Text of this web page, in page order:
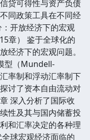
贷可得性与资产负债
同政策工具在不同经
开放经济下的宏观
章） 鉴于全球化的
经济下的宏观问题。
型（Mundell-
率制和浮动汇率制下
讨了资本自由流动对
深入分析了国际收
性及其与国内储蓄投
和汇率决定的各种理
球宏观经济面临的